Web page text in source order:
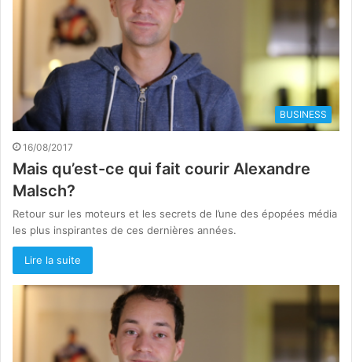
BUSINESS
16/08/2017
Mais qu’est-ce qui fait courir Alexandre
Malsch?
Retour sur les moteurs et les secrets de l’une des épopées média
les plus inspirantes de ces dernières années.
Lire la suite